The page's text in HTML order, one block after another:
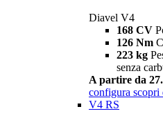
Diavel V4
168 CV
126 Nm
223 kg
senza
A partire da
configura scopri
V4 RS